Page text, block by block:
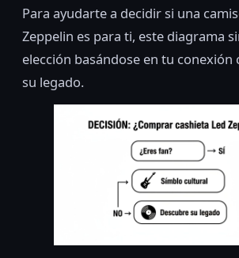
Para ayudarte a decidir si una
Zeppelin es para ti, este diagrama
elección basándose en tu conexión
su legado.